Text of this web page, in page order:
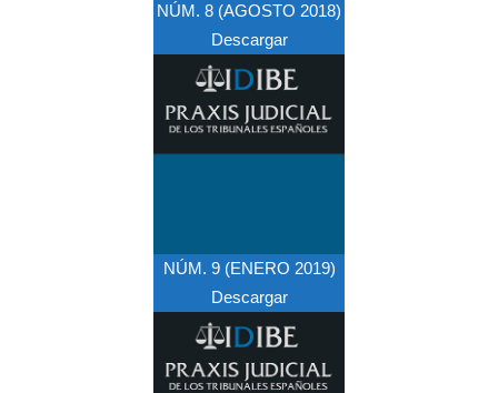
NÚM. 8 (AGOSTO 2018)
Descargar
NÚM. 9 (ENERO 2019)
Descargar